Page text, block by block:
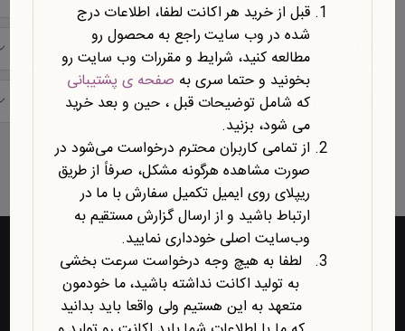
حیطه موضوعی
نمایش یک نتیجه
راه‌های ارتباط با یابش
قبل از خرید هر اکانت لطفا، اطلاعات درج
شده در وب سایت راجع به محصول رو
مطالعه کنید، شرایط و مقررات وب سایت رو
بخونید و حتما سری به صفحه ی پشتیبانی
که شامل توضیحات قبل ، حین و بعد خرید
می شود، بزنید.
از تمامی کاربران محترم درخواست می‌شود در
صورت مشاهده هرگونه مشکل، صرفاً از طریق
ریپلای روی ایمیل تکمیل سفارش با ما در
ارتباط باشید و از ارسال گزارش مستقیم به
وب‌سایت اصلی خودداری نمایید.
لطفا به هیچ وجه درخواست سرعت بخشی
به تولید اکانت نداشته باشید، ما خودمون
متعهد به این هستیم ولی واقعا باید بدانید